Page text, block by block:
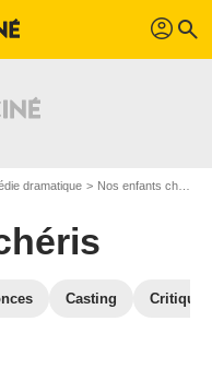
profil search
dramatique Nos enfants chéris
Casting